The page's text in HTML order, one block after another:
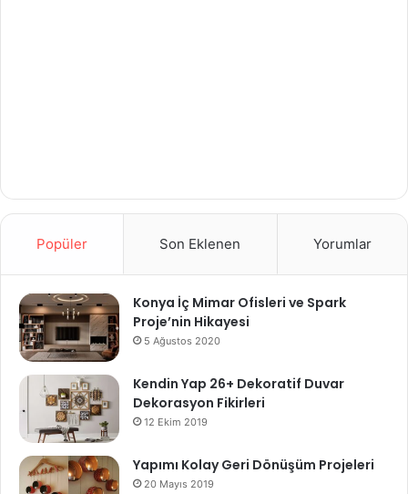
Popüler Son Eklenen Yorumlar
Konya İç Mimar Ofisleri ve Spark
Proje’nin Hikayesi
5 Ağustos 2020
Kendin Yap 26+ Dekoratif Duvar
Dekorasyon Fikirleri
12 Ekim 2019
Yapımı Kolay Geri Dönüşüm Projeleri
20 Mayıs 2019